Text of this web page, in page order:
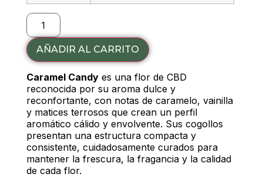
AÑADIR AL CARRITO
Caramel Candyes una flor de CBD
reconocida por su aroma dulce y
reconfortante, con notas de caramelo, vainilla
y matices terrosos que crean un perfil
aromático cálido y envolvente. Sus cogollos
presentan una estructura compacta y
consistente, cuidadosamente curados para
mantener la frescura, la fragancia y la calidad
de cada flor.